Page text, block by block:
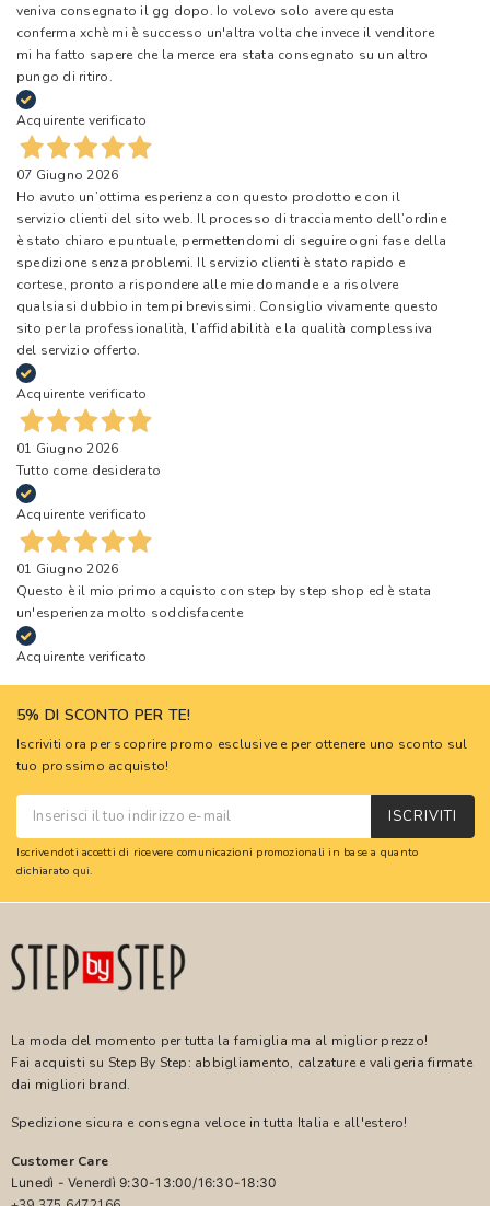
veniva consegnato il gg dopo. Io volevo solo avere questa
conferma xchè mi è successo un'altra volta che invece il venditore
mi ha fatto sapere che la merce era stata consegnato su un altro
pungo di ritiro.
Acquirente verificato
07 Giugno 2026
Ho avuto un’ottima esperienza con questo prodotto e con il
servizio clienti del sito web. Il processo di tracciamento dell’ordine
è stato chiaro e puntuale, permettendomi di seguire ogni fase della
spedizione senza problemi. Il servizio clienti è stato rapido e
cortese, pronto a rispondere alle mie domande e a risolvere
qualsiasi dubbio in tempi brevissimi. Consiglio vivamente questo
sito per la professionalità, l’affidabilità e la qualità complessiva
del servizio offerto.
Acquirente verificato
01 Giugno 2026
Tutto come desiderato
Acquirente verificato
01 Giugno 2026
Questo è il mio primo acquisto con step by step shop ed è stata
un'esperienza molto soddisfacente
Acquirente verificato
5% DI SCONTO PER TE!
Iscriviti ora per scoprire promo esclusive e per ottenere uno sconto sul
tuo prossimo acquisto!
ISCRIVITI
Iscrivendoti accetti di ricevere comunicazioni promozionali in base a quanto
dichiarato qui.
La moda del momento per tutta la famiglia ma al miglior prezzo!
Fai acquisti su Step By Step: abbigliamento, calzature e valigeria firmate
dai migliori brand.
Spedizione sicura e consegna veloce in tutta Italia e all'estero!
Customer Care
Lunedì - Venerdì 9:30-13:00/16:30-18:30